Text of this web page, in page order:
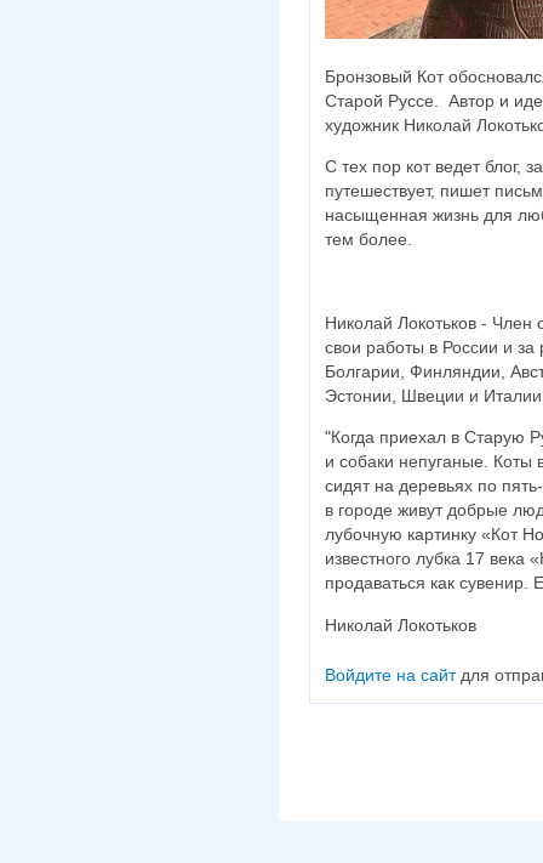
Бронзовый Кот
Старой Руссе. Автор и
художник Николай
С тех пор кот ведет блог,
путешествует, пишет
насыщенная жизнь для
тем более.
Николай Локотьков - Член
свои работы в России и
Болгарии, Финляндии,
Эстонии, Швеции и
"Когда приехал в Старую
и собаки непуганые. Коты
сидят на деревьях по
в городе живут добрые
лубочную картинку «Кот
известного лубка 17 века
продаваться как
Николай Локотьков
Войдите на сайтдля